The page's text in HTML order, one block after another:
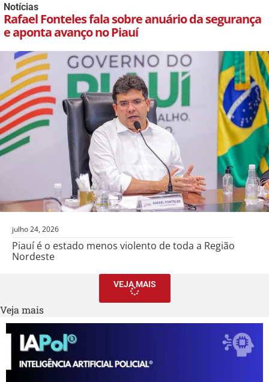
Notícias
Rafael Fonteles fala sobre anuário da segurança
e aponta avanço no Piauí
julho 24, 2026
Piauí é o estado menos violento de toda a Região
Nordeste
VEJA MAIS
Veja mais